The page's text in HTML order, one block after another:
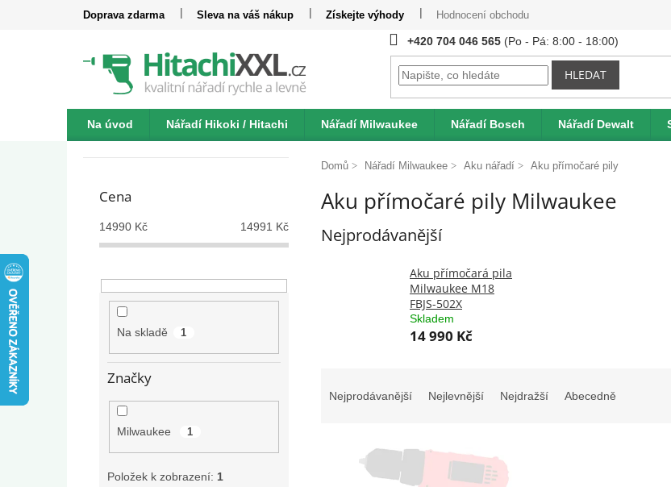
Doprava zdarma Sleva na váš nákup Získejte výhody Hodnocení obchodu
+420 704 046 565
HLEDAT
Na úvod Nářadí Hikoki / Hitachi Nářadí Milwaukee Nářadí Bosch Nářadí Dewalt
Katalogy Kontakt
P
Cena
14990 Kč 14991 Kč
Na skladě 1
Značky
Milwaukee 1
Položek k zobrazení: 1
Domů Nářadí Milwaukee Aku nářadí Aku přímočaré pily
Aku přímočaré pily Milwaukee
Nejprodávanější
Aku přímočará pila
Milwaukee M18
FBJS-502X
Skladem
14 990 Kč
Nejprodávanější Nejlevnější Nejdražší Abecedně